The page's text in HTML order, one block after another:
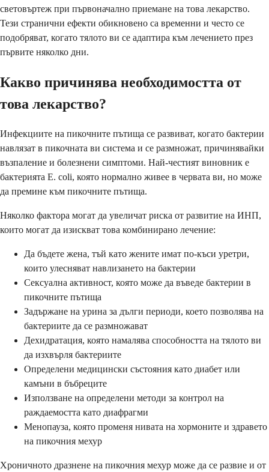
световъртеж при първоначално приемане на това лекарство.
Тези странични ефекти обикновено са временни и често се
подобряват, когато тялото ви се адаптира към лечението през
първите няколко дни.
Какво причинява необходимостта от
това лекарство?
Инфекциите на пикочните пътища се развиват, когато бактерии
навлязат в пикочната ви система и се размножат, причинявайки
възпаление и болезнени симптоми. Най-честият виновник е
бактерията E. coli, която нормално живее в червата ви, но може
да премине към пикочните пътища.
Няколко фактора могат да увеличат риска от развитие на ИНП,
които могат да изискват това комбинирано лечение:
Да бъдете жена, тъй като жените имат по-къси уретри,
които улесняват навлизането на бактерии
Сексуална активност, която може да въведе бактерии в
пикочните пътища
Задържане на урина за дълги периоди, което позволява на
бактериите да се размножават
Дехидратация, която намалява способността на тялото ви
да изхвърля бактериите
Определени медицински състояния като диабет или
камъни в бъбреците
Използване на определени методи за контрол на
раждаемостта като диафрагми
Менопауза, която променя нивата на хормоните и здравето
на пикочния мехур
Хроничното дразнене на пикочния мехур може да се развие и от